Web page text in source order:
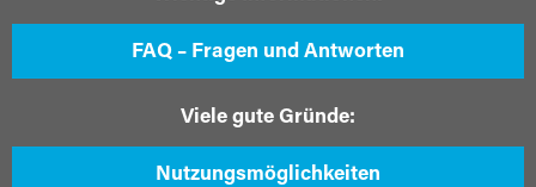
FAQ – Fragen und Antworten
Viele gute Gründe:
Nutzungsmöglichkeiten